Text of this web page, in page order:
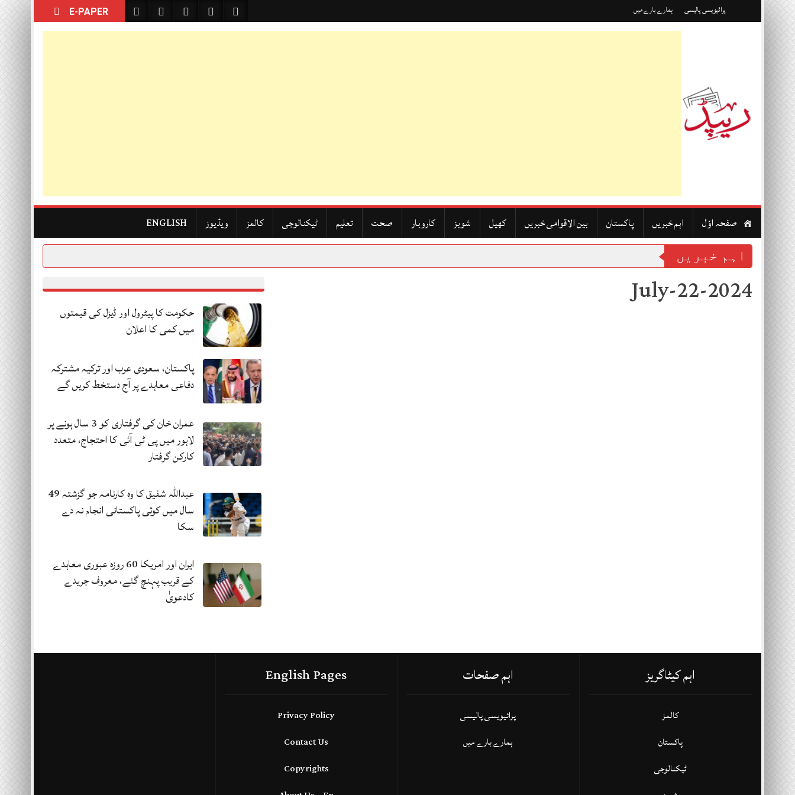
content
E-PAPER پرائیویسی پالیسی ہمارے بارے میں
صفحہ اوّل اہم خبریں پاکستان بین الاقوامی خبریں کھیل شوبز کاروبار صحت تعلیم ٹیکنالوجی کالمز ویڈیوز ENGLISH
اہم خبریں
حکومت کا پیٹرول اور ڈیزل کی قیمتوں
میں کمی کا اعلان
پاکستان، سعودی عرب اور ترکیہ مشترکہ
دفاعی معاہدے پر آج دستخط کریں گے
عمران خان کی گرفتاری کو 3 سال ہونے پر
لاہور میں پی ٹی آئی کا احتجاج، متعدد
کارکن گرفتار
عبداللہ شفیق کا وہ کارنامہ جو گزشتہ 49
سال میں کوئی پاکستانی انجام نہ دے
سکا
ایران اور امریکا 60 روزہ عبوری معاہدے
کے قریب پہنچ گئے، معروف جریدے
کادعویٰ
2024-July-22
English Pages
Privacy Policy
Contact Us
Copyrights
اہم صفحات
پرائیویسی پالیسی
ہمارے بارے میں
اہم کیٹاگریز
کالمز
پاکستان
ٹیکنالوجی